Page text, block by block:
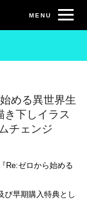
める異世界生
き下しイラス
チェンジ
Re:ゼロから始める
び早期購入特典とし